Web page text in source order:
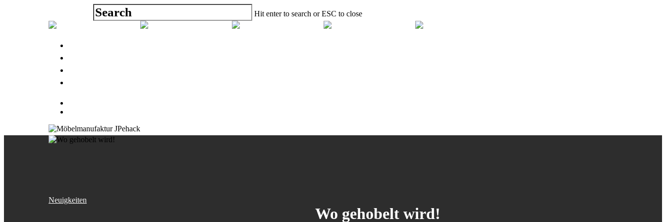
Hit enter to search or ESC to close
Neuigkeiten
Wo gehobelt wird!